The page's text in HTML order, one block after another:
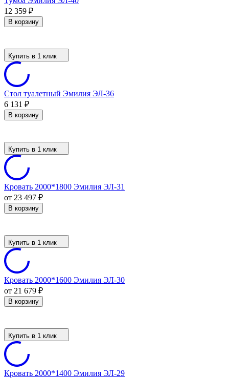
12 359 ₽
В корзину
Купить в 1 клик
Стол туалетный Эмилия ЭЛ-36
6 131 ₽
В корзину
Купить в 1 клик
Кровать 2000*1800 Эмилия ЭЛ-31
от 23 497 ₽
В корзину
Купить в 1 клик
Кровать 2000*1600 Эмилия ЭЛ-30
от 21 679 ₽
В корзину
Купить в 1 клик
Кровать 2000*1400 Эмилия ЭЛ-29